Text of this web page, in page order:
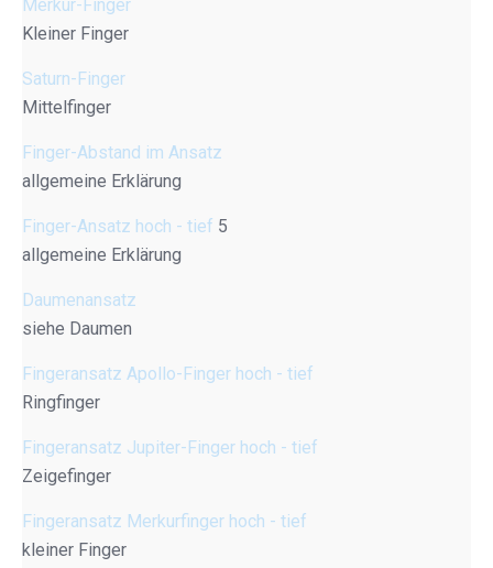
Merkur-Finger
Kleiner Finger
Saturn-Finger
Mittelfinger
Finger-Abstand im Ansatz
allgemeine Erklärung
Finger-Ansatz hoch - tief 5
allgemeine Erklärung
Daumenansatz
siehe Daumen
Fingeransatz Apollo-Finger hoch - tief
Ringfinger
Fingeransatz Jupiter-Finger hoch - tief
Zeigefinger
Fingeransatz Merkurfinger hoch - tief
kleiner Finger